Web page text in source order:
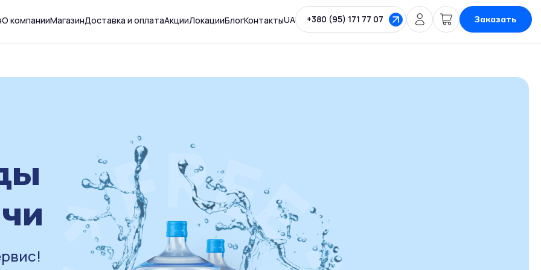
О компанииМагазинДоставка и оплатаАкцииЛокацииБлогКонтактыUA +380 (95) 171 77 07 Заказать